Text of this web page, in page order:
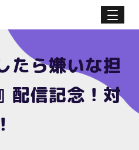
たら嫌いな担
配信記念！対